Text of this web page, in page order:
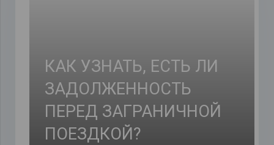
КАК УЗНАТЬ, ЕСТЬ ЛИ
ЗАДОЛЖЕННОСТЬ
ПЕРЕД ЗАГРАНИЧНОЙ
ПОЕЗДКОЙ?